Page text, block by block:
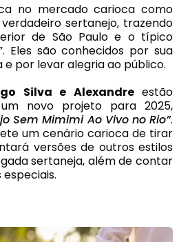
no mercado carioca como
sertanejo, trazendo
de São Paulo e o típico
Eles são conhecidos por sua
e por levar alegria ao público.
Silva e Alexandreestão
novo projeto para 2025,
Sem Mimimi Ao Vivo no Rio”.
um cenário carioca de tirar
versões de outros estilos
sertaneja, além de contar